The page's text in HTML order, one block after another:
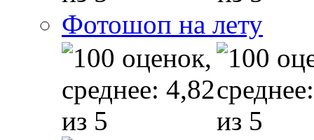
Фотошоп на лету